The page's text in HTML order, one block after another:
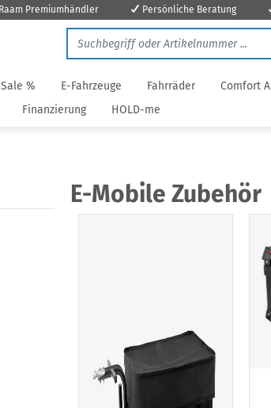
Premiumhändler Persönliche Beratung
Sale % E-Fahrzeuge Fahrräder Comfort
Finanzierung HOLD-me
E-Mobile Zubehör